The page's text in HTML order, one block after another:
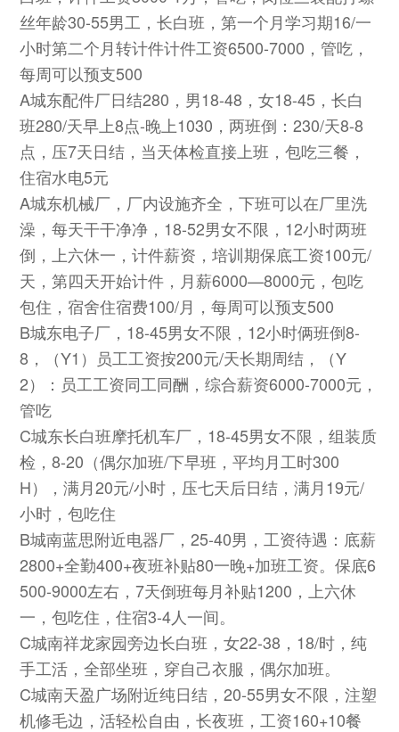
丝年龄30-55男工，长白班，第一个月学习期16/一
小时第二个月转计件计件工资6500-7000，管吃，
每周可以预支500
A城东配件厂日结280，男18-48，女18-45，长白
班280/天早上8点-晚上1030，两班倒：230/天8-8
点，压7天日结，当天体检直接上班，包吃三餐，
住宿水电5元
A城东机械厂，厂内设施齐全，下班可以在厂里洗
澡，每天干干净净，18-52男女不限，12小时两班
倒，上六休一，计件薪资，培训期保底工资100元/
天，第四天开始计件，月薪6000—8000元，包吃
包住，宿舍住宿费100/月，每周可以预支500
B城东电子厂，18-45男女不限，12小时俩班倒8-
8，（Y1）员工工资按200元/天长期周结，（Y
2）：员工工资同工同酬，综合薪资6000-7000元，
管吃
C城东长白班摩托机车厂，18-45男女不限，组装质
检，8-20（偶尔加班/下早班，平均月工时300
H），满月20元/小时，压七天后日结，满月19元/
小时，包吃住
B城南蓝思附近电器厂，25-40男，工资待遇：底薪
2800+全勤400+夜班补贴80一晚+加班工资。保底6
500-9000左右，7天倒班每月补贴1200，上六休
一，包吃住，住宿3-4人一间。
C城南祥龙家园旁边长白班，女22-38，18/时，纯
手工活，全部坐班，穿自己衣服，偶尔加班。
C城南天盈广场附近纯日结，20-55男女不限，注塑
机修毛边，活轻松自由，长夜班，工资160+10餐